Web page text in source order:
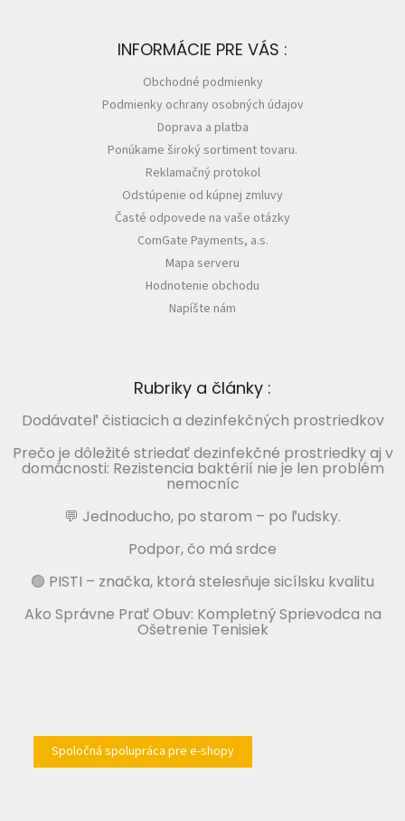
INFORMÁCIE PRE VÁS :
Obchodné podmienky
Podmienky ochrany osobných údajov
Doprava a platba
Ponúkame široký sortiment tovaru.
Reklamačný protokol
Odstúpenie od kúpnej zmluvy
Časté odpovede na vaše otázky
ComGate Payments, a.s.
Mapa serveru
Hodnotenie obchodu
Napíšte nám
Rubriky a články :
Dodávateľ čistiacich a dezinfekčných prostriedkov
Prečo je dôležité striedať dezinfekčné prostriedky aj v
domácnosti: Rezistencia baktérií nie je len problém
nemocníc
💬 Jednoducho, po starom – po ľudsky.
Podpor, čo má srdce
🟢 PISTI – značka, ktorá stelesňuje sicílsku kvalitu
Ako Správne Prať Obuv: Kompletný Sprievodca na
Ošetrenie Tenisiek
Spoločná spolupráca pre e-shopy